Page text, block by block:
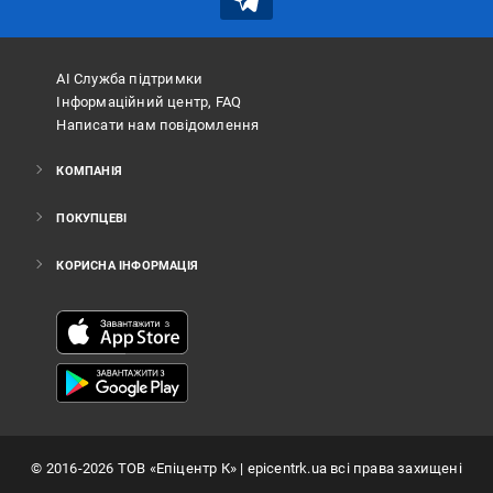
АІ Служба підтримки
Інформаційний центр, FAQ
Написати нам повідомлення
КОМПАНІЯ
ПОКУПЦЕВІ
КОРИСНА ІНФОРМАЦІЯ
© 2016-2026 ТОВ «Епіцентр К»| epicentrk.ua всі права захищені